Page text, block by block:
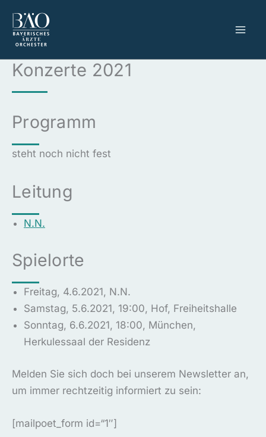
Inhalt
springen
Konzerte 2021
Programm
steht noch nicht fest
Leitung
N.N.
Spielorte
Freitag, 4.6.2021, N.N.
Samstag, 5.6.2021, 19:00, Hof, Freiheitshalle
Sonntag, 6.6.2021, 18:00, München,
Herkulessaal der Residenz
Melden Sie sich doch bei unserem Newsletter an,
um immer rechtzeitig informiert zu sein:
[mailpoet_form id=“1″]